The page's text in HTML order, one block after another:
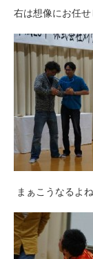
右は想像にお任
まぁこうなるよね